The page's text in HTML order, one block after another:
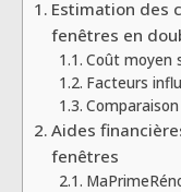
Estimation des
fenêtres en
Coût moyen
Facteurs
Aides
fenêtres